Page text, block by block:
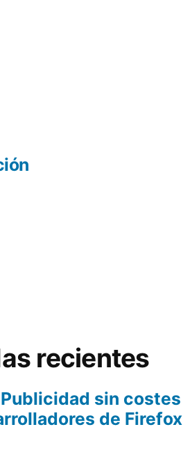
recientes
Publicidad sin costes
de Firefox